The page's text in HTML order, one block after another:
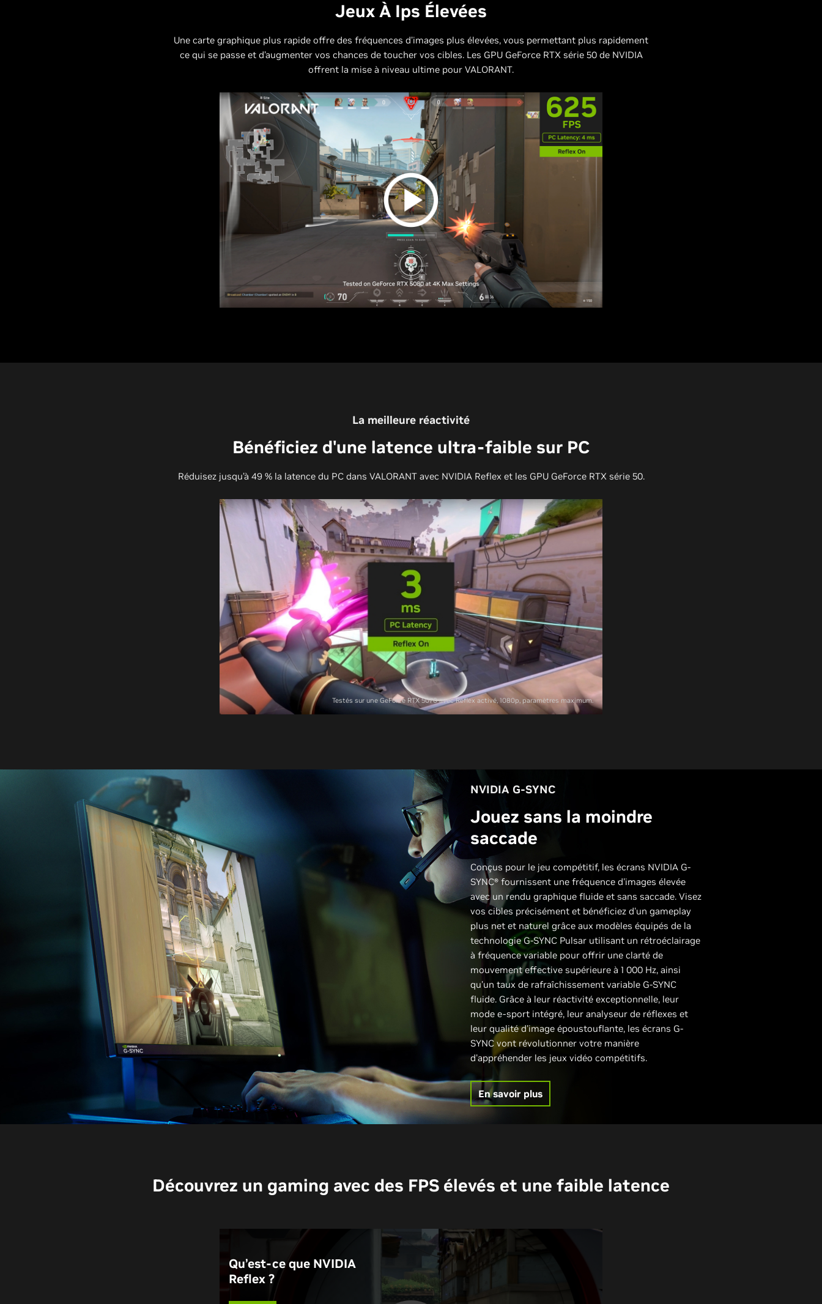
Jeux À Ips Élevées
Une carte graphique plus rapide offre des fréquences d’images plus élevées, vous permettant plus rapidement
ce qui se passe et d’augmenter vos chances de toucher vos cibles. Les GPU GeForce RTX série 50 de NVIDIA
offrent la mise à niveau ultime pour VALORANT.
La meilleure réactivité
Bénéficiez d'une latence ultra-faible sur PC
Réduisez jusqu’à 49 % la latence du PC dans VALORANT avec NVIDIA Reflex et les GPU GeForce RTX série 50.
Testés sur une GeForce RTX 5070 avec Reflex activé, 1080p, paramètres maximum.
NVIDIA G-SYNC
Jouez sans la moindre
saccade
Conçus pour le jeu compétitif, les écrans NVIDIA G-
SYNC® fournissent une fréquence d'images élevée
avec un rendu graphique fluide et sans saccade. Visez
vos cibles précisément et bénéficiez d'un gameplay
plus net et naturel grâce aux modèles équipés de la
technologie G-SYNC Pulsar utilisant un rétroéclairage
à fréquence variable pour offrir une clarté de
mouvement effective supérieure à 1 000 Hz, ainsi
qu'un taux de rafraîchissement variable G-SYNC
fluide. Grâce à leur réactivité exceptionnelle, leur
mode e-sport intégré, leur analyseur de réflexes et
leur qualité d'image époustouflante, les écrans G-
SYNC vont révolutionner votre manière
d'appréhender les jeux vidéo compétitifs.
En savoir plus
Découvrez un gaming avec des FPS élevés et une faible latence
Qu’est-ce que NVIDIA
Reflex ?